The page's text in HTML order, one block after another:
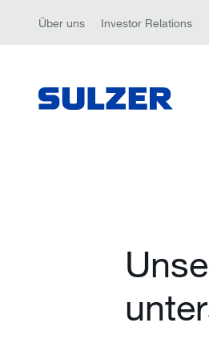
Über uns Investor Relations